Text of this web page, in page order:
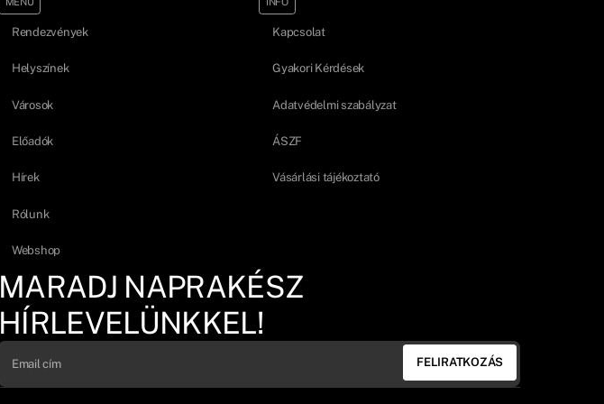
Rendezvények
Helyszínek
Városok
Előadók
Hírek
Rólunk
Webshop
Kapcsolat
Gyakori Kérdések
Adatvédelmi szabályzat
ÁSZF
Vásárlási tájékoztató
MARADJ NAPRAKÉSZ
HÍRLEVELÜNKKEL!
FELIRATKOZÁS